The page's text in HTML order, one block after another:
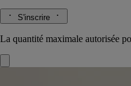
S'inscrire
La quantité maximale autorisée